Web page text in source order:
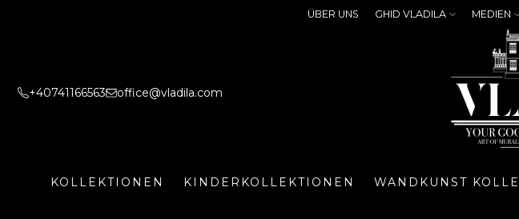
ÜBER UNS GHID VLADILA MEDIEN
+40741166563 office@vladila.com
KOLLEKTIONEN KINDERKOLLEKTIONEN WANDKUNST